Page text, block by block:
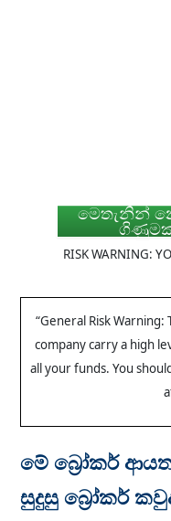
මෙතැනින්
RISK WARNING:
“General Risk
company carry a high
all your funds. You
මේ බ්‍රෝකර්
සුදුසු බ්‍රෝකර්